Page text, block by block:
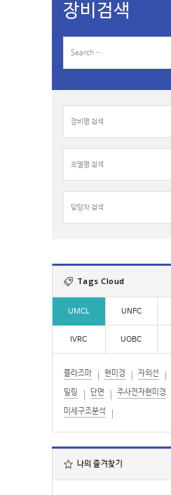
장비검색
a
명
색
:
델
명
:자
:
Tags Cloud
UMCL UNFC
IVRC UOBC
플라즈마 현미경 자외선
밀링 단면 주사전자현미경
미세구조분석
나의 즐겨찾기